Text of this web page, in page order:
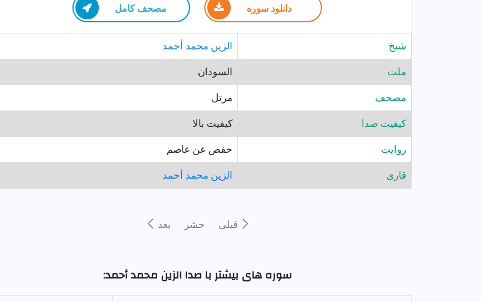
دانلود سوره مصحف كامل
شيخ الزين محمد أحمد
ملت السودان
مصحف مرتل
کیفیت صدا کیفیت بالا
روايت حفص عن عاصم
قارى الزين محمد أحمد
قبلى حشر بعد
سوره های بیشتر با صدا الزين محمد أحمد: